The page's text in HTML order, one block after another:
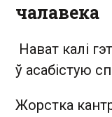
чалавека
Нават калі
ў асабістую
Жорстка